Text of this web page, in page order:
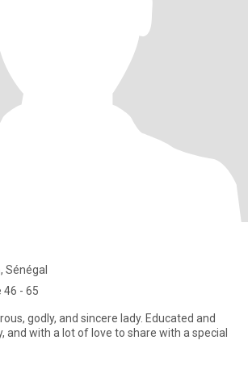
Sénégal
46 - 65
godly, and sincere lady. Educated and
and with a lot of love to share with a special